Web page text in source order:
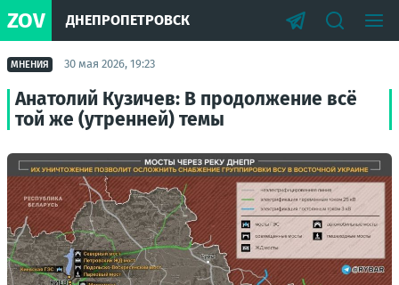
ZOV ДНЕПРОПЕТРОВСК
МНЕНИЯ 30 мая 2026, 19:23
Анатолий Кузичев: В продолжение всё
той же (утренней) темы